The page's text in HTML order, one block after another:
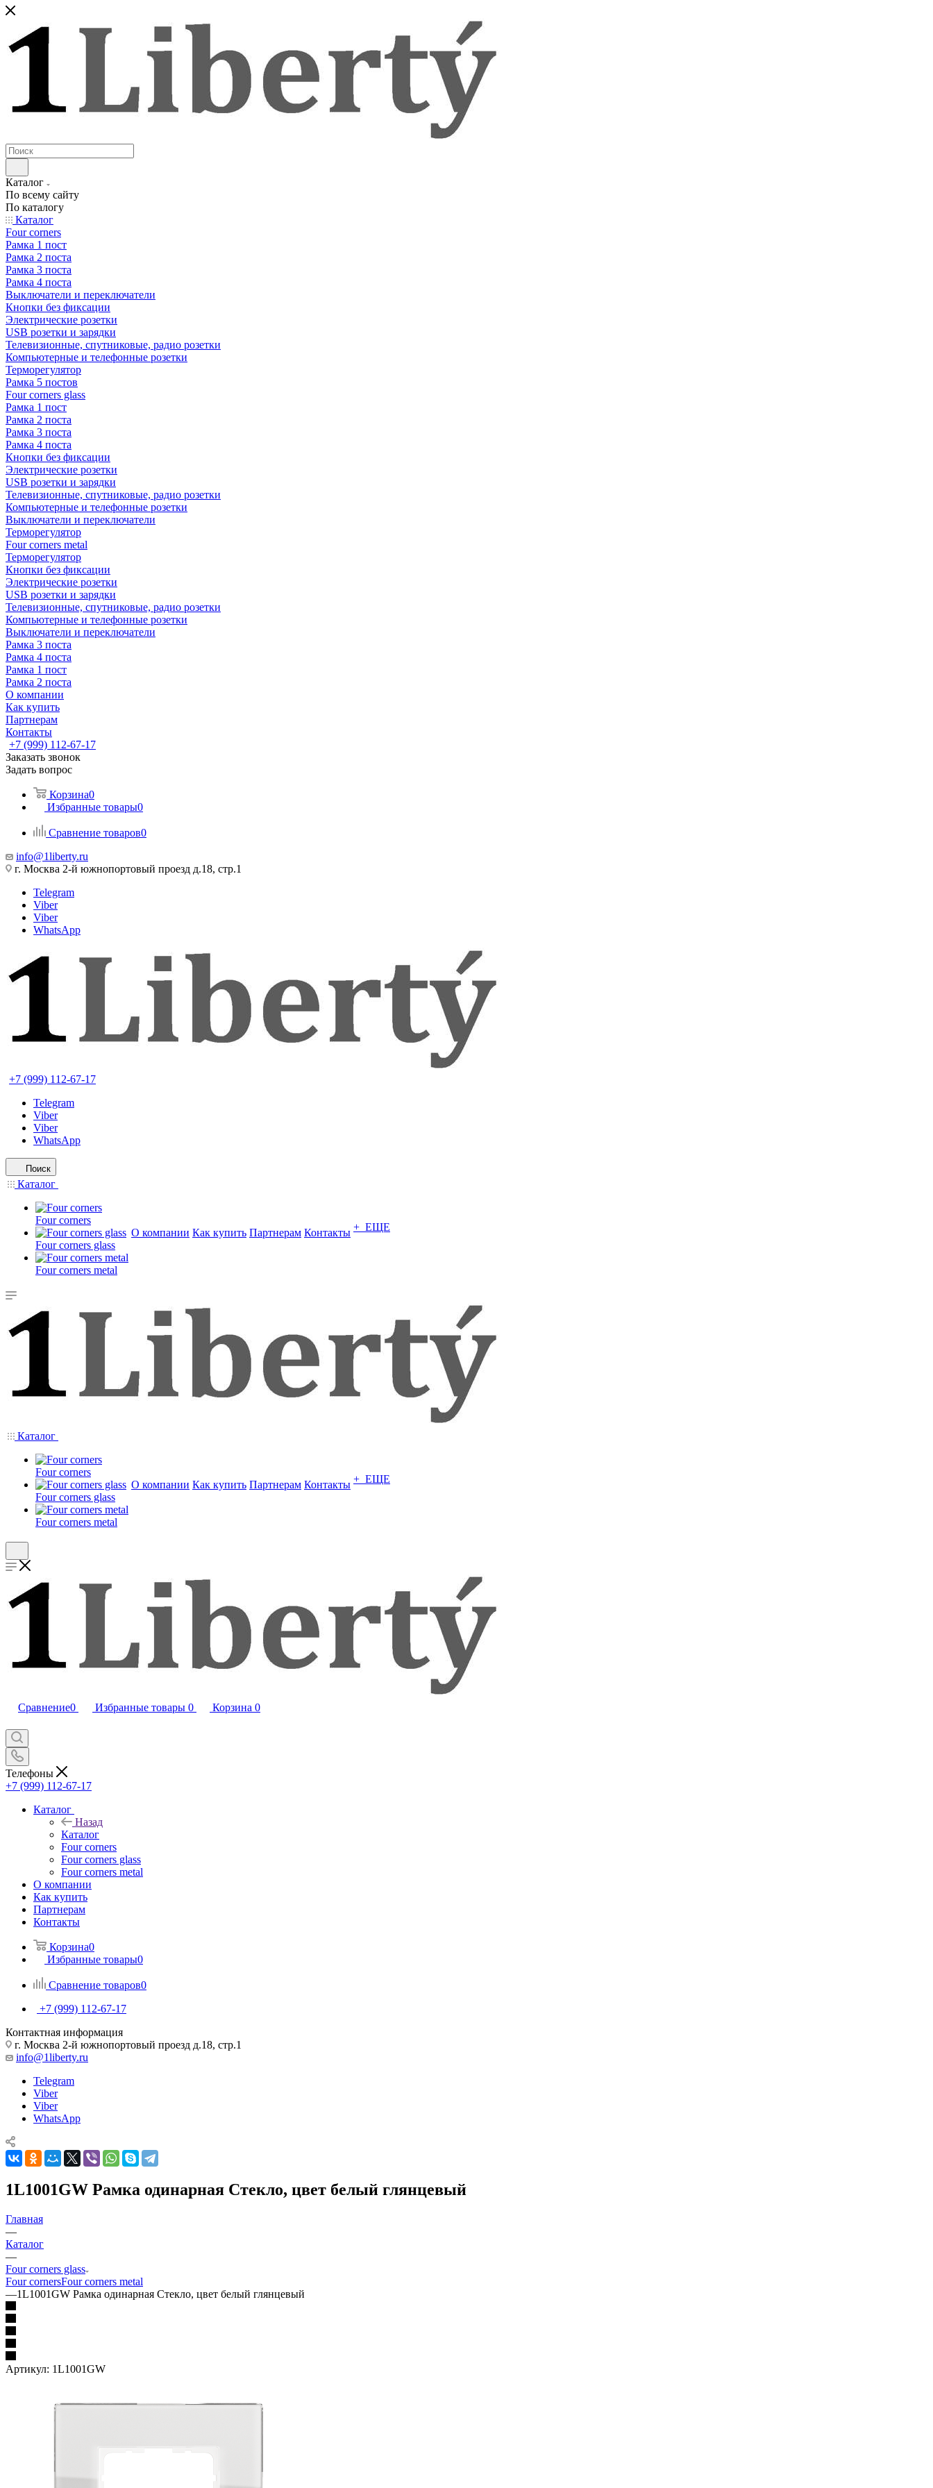
Каталог
По всему сайту
По каталогу
Каталог
Four corners
Рамка 1 пост
Рамка 2 поста
Рамка 3 поста
Рамка 4 поста
Выключатели и переключатели
Кнопки без фиксации
Электрические розетки
USB розетки и зарядки
Телевизионные, спутниковые, радио розетки
Компьютерные и телефонные розетки
Терморегулятор
Рамка 5 постов
Four corners glass
Рамка 1 пост
Рамка 2 поста
Рамка 3 поста
Рамка 4 поста
Кнопки без фиксации
Электрические розетки
USB розетки и зарядки
Телевизионные, спутниковые, радио розетки
Компьютерные и телефонные розетки
Выключатели и переключатели
Терморегулятор
Four corners metal
Терморегулятор
Кнопки без фиксации
Электрические розетки
USB розетки и зарядки
Телевизионные, спутниковые, радио розетки
Компьютерные и телефонные розетки
Выключатели и переключатели
Рамка 3 поста
Рамка 4 поста
Рамка 1 пост
Рамка 2 поста
О компании
Как купить
Партнерам
Контакты
+7 (999) 112-67-17
Заказать звонок
Задать вопрос
Корзина0
Избранные товары0
Сравнение товаров0
info@1liberty.ru
г. Москва 2-й южнопортовый проезд д.18, стр.1
Telegram
Viber
Viber
WhatsApp
+7 (999) 112-67-17
Telegram
Viber
Viber
WhatsApp
Поиск
Каталог
Four corners
Four corners glass
Four corners metal
О компании Как купить Партнерам Контакты + ЕЩЕ
Каталог
Four corners
Four corners glass
Four corners metal
О компании Как купить Партнерам Контакты + ЕЩЕ
Сравнение0 Избранные товары 0 Корзина 0
Телефоны
+7 (999) 112-67-17
Каталог
Назад
Каталог
Four corners
Four corners glass
Four corners metal
О компании
Как купить
Партнерам
Контакты
Корзина0
Избранные товары0
Сравнение товаров0
+7 (999) 112-67-17
Контактная информация
г. Москва 2-й южнопортовый проезд д.18, стр.1
info@1liberty.ru
Telegram
Viber
Viber
WhatsApp
1L1001GW Рамка одинарная Стекло, цвет белый глянцевый
Главная
—
Каталог
—
Four corners glass
Four cornersFour corners metal
—1L1001GW Рамка одинарная Стекло, цвет белый глянцевый
Артикул: 1L1001GW